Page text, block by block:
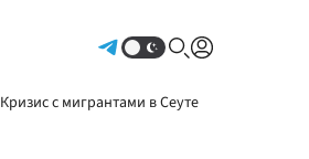
Кризис с мигрантами в Сеуте